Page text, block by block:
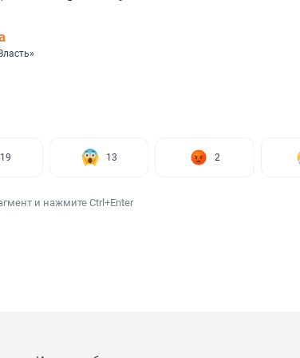
19 13 2
и нажмите Ctrl+Enter